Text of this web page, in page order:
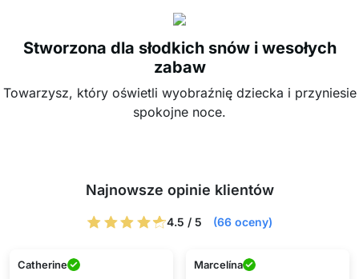
Stworzona dla słodkich snów i wesołych
zabaw
Towarzysz, który oświetli wyobraźnię dziecka i przyniesie
spokojne noce.
Najnowsze opinie klientów
4.5 / 5 (66 oceny)
Catherine Marcelína